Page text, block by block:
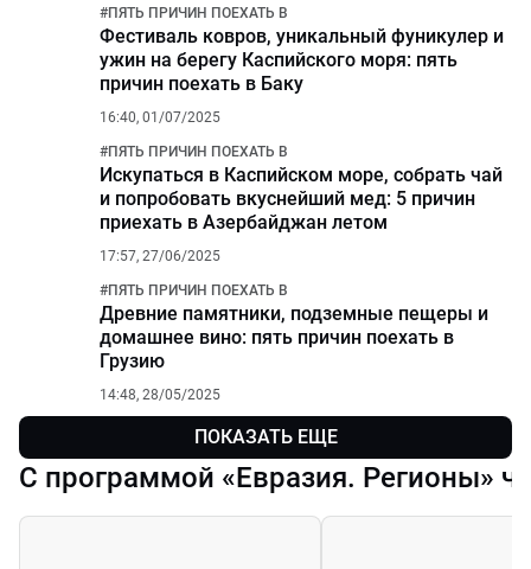
#ПЯТЬ ПРИЧИН ПОЕХАТЬ В
Фестиваль ковров, уникальный фуникулер и
ужин на берегу Каспийского моря: пять
причин поехать в Баку
16:40, 01/07/2025
#ПЯТЬ ПРИЧИН ПОЕХАТЬ В
Искупаться в Каспийском море, собрать чай
и попробовать вкуснейший мед: 5 причин
приехать в Азербайджан летом
17:57, 27/06/2025
#ПЯТЬ ПРИЧИН ПОЕХАТЬ В
Древние памятники, подземные пещеры и
домашнее вино: пять причин поехать в
Грузию
14:48, 28/05/2025
ПОКАЗАТЬ ЕЩЕ
С программой «Евразия. Регионы»